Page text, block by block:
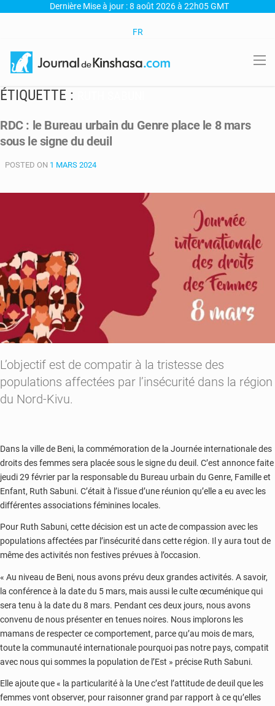
Dernière Mise à jour : 8 août 2026 à 22h05 GMT
FR
ÉTIQUETTE :
RDC : le Bureau urbain du Genre place le 8 mars
sous le signe du deuil
POSTED ON 1 MARS 2024
L’objectif est de compatir à la tristesse des
populations affectées par l’insécurité dans la région
du Nord-Kivu.
Dans la ville de Beni, la commémoration de la Journée internationale des
droits des femmes sera placée sous le signe du deuil. C’est annonce faite
jeudi 29 février par la responsable du Bureau urbain du Genre, Famille et
Enfant, Ruth Sabuni. C’était à l’issue d’une réunion qu’elle a eu avec les
différentes associations féminines locales.
Pour Ruth Sabuni, cette décision est un acte de compassion avec les
populations affectées par l’insécurité dans cette région. Il y aura tout de
même des activités non festives prévues à l’occasion.
« Au niveau de Beni, nous avons prévu deux grandes activités. A savoir,
la conférence à la date du 5 mars, mais aussi le culte œcuménique qui
sera tenu à la date du 8 mars. Pendant ces deux jours, nous avons
convenu de nous présenter en tenues noires. Nous implorons les
mamans de respecter ce comportement, parce qu’au mois de mars,
toute la communauté internationale pourquoi pas notre pays, compatit
avec nous qui sommes la population de l’Est » précise Ruth Sabuni.
Elle ajoute que « la particularité à la Une c’est l’attitude de deuil que les
femmes vont observer, pour raisonner grand par rapport à ce qu’elles